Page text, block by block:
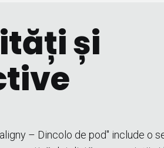
și
– Dincolo de pod" include o